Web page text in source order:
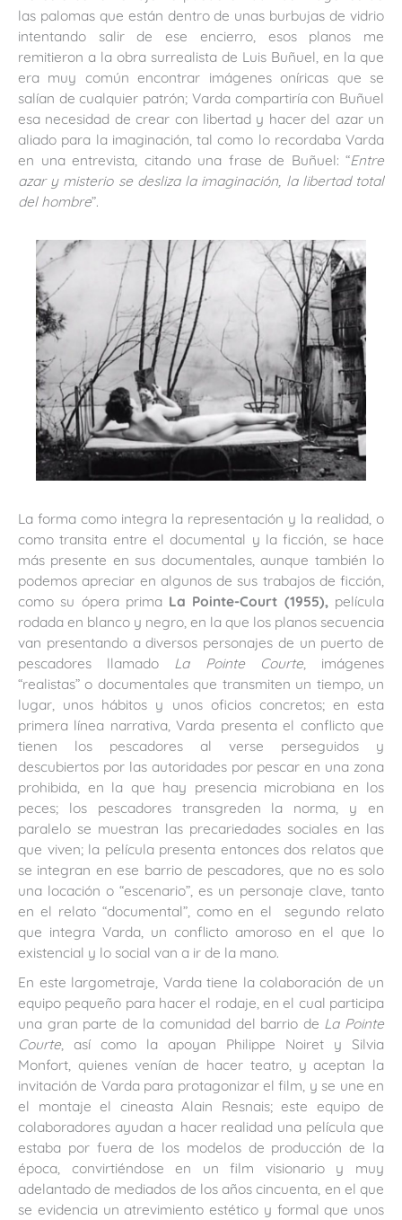
las palomas que están dentro de unas burbujas de vidrio
intentando salir de ese encierro, esos planos me
remitieron a la obra surrealista de Luis Buñuel, en la que
era muy común encontrar imágenes oníricas que se
salían de cualquier patrón; Varda compartiría con Buñuel
esa necesidad de crear con libertad y hacer del azar un
aliado para la imaginación, tal como lo recordaba Varda
en una entrevista, citando una frase de Buñuel: “Entre
azar y misterio se desliza la imaginación, la libertad total
del hombre”.
La forma como integra la representación y la realidad, o
como transita entre el documental y la ficción, se hace
más presente en sus documentales, aunque también lo
podemos apreciar en algunos de sus trabajos de ficción,
como su ópera prima La Pointe-Court (1955), película
rodada en blanco y negro, en la que los planos secuencia
van presentando a diversos personajes de un puerto de
pescadores llamado La Pointe Courte, imágenes
“realistas” o documentales que transmiten un tiempo, un
lugar, unos hábitos y unos oficios concretos; en esta
primera línea narrativa, Varda presenta el conflicto que
tienen los pescadores al verse perseguidos y
descubiertos por las autoridades por pescar en una zona
prohibida, en la que hay presencia microbiana en los
peces; los pescadores transgreden la norma, y en
paralelo se muestran las precariedades sociales en las
que viven; la película presenta entonces dos relatos que
se integran en ese barrio de pescadores, que no es solo
una locación o “escenario”, es un personaje clave, tanto
en el relato “documental”, como en el segundo relato
que integra Varda, un conflicto amoroso en el que lo
existencial y lo social van a ir de la mano.
En este largometraje, Varda tiene la colaboración de un
equipo pequeño para hacer el rodaje, en el cual participa
una gran parte de la comunidad del barrio de La Pointe
Courte, así como la apoyan Philippe Noiret y Silvia
Monfort, quienes venían de hacer teatro, y aceptan la
invitación de Varda para protagonizar el film, y se une en
el montaje el cineasta Alain Resnais; este equipo de
colaboradores ayudan a hacer realidad una película que
estaba por fuera de los modelos de producción de la
época, convirtiéndose en un film visionario y muy
adelantado de mediados de los años cincuenta, en el que
se evidencia un atrevimiento estético y formal que unos